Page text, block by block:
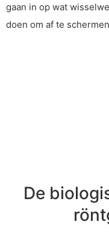
gaan in op wat
doen om af te
De